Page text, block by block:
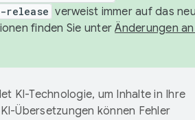
release verweist immer auf das
finden Sie unterÄnderungen an
KI-Technologie, um Inhalte in Ihre
Übersetzungen können Fehler